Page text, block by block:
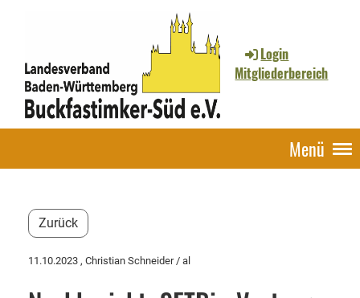
Login
Mitgliederbereich
Menü
Zurück
11.10.2023 , Christian Schneider / al